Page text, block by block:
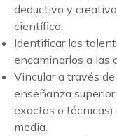
deductivo y
científico.
Identificar los
encaminarlos a las
Vincular a través
enseñanza
exactas o
media.